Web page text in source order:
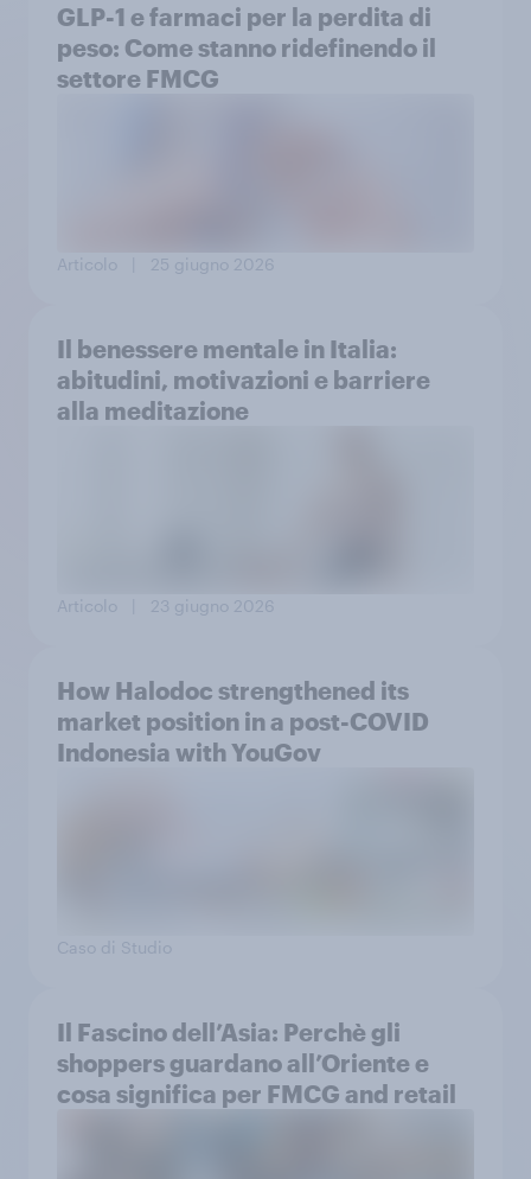
GLP-1 e farmaci per la perdita di
peso: Come stanno ridefinendo il
settore FMCG
Articolo | 25 giugno 2026
Il benessere mentale in Italia:
abitudini, motivazioni e barriere
alla meditazione
Articolo | 23 giugno 2026
How Halodoc strengthened its
market position in a post-COVID
Indonesia with YouGov
Caso di Studio
Il Fascino dell’Asia: Perchè gli
shoppers guardano all’Oriente e
cosa significa per FMCG and retail